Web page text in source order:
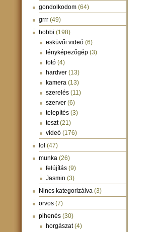
gondolkodom (64)
grrr (49)
hobbi (198)
esküvői videó (6)
fényképezőgép (3)
fotó (4)
hardver (13)
kamera (13)
szerelés (11)
szerver (6)
telepítés (3)
teszt(21)
videó (176)
lol (47)
munka (26)
felújítás (9)
Jasmin (3)
Nincs kategorizálva (3)
orvos (7)
pihenés (30)
horgászat(4)